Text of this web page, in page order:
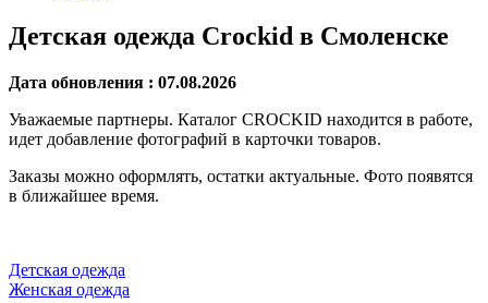
Детская одежда Crockid в Смоленске
Дата обновления : 07.08.2026
Уважаемые партнеры. Каталог CROCKID находится в работе,
идет добавление фотографий в карточки товаров.
Заказы можно оформлять, остатки актуальные. Фото появятся
в ближайшее время.
Детская одежда
Женская одежда